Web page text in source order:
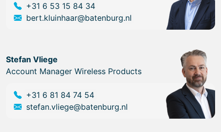
+31 6 53 15 84 34
bert.kluinhaar@batenburg.nl
Stefan Vliege
Account Manager Wireless Products
+31 6 81 84 74 54
stefan.vliege@batenburg.nl